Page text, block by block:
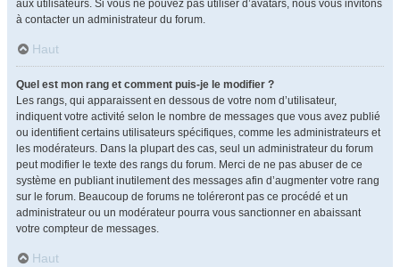
aux utilisateurs. Si vous ne pouvez pas utiliser d’avatars, nous vous invitons
à contacter un administrateur du forum.
Haut
Quel est mon rang et comment puis-je le modifier ?
Les rangs, qui apparaissent en dessous de votre nom d’utilisateur,
indiquent votre activité selon le nombre de messages que vous avez publié
ou identifient certains utilisateurs spécifiques, comme les administrateurs et
les modérateurs. Dans la plupart des cas, seul un administrateur du forum
peut modifier le texte des rangs du forum. Merci de ne pas abuser de ce
système en publiant inutilement des messages afin d’augmenter votre rang
sur le forum. Beaucoup de forums ne toléreront pas ce procédé et un
administrateur ou un modérateur pourra vous sanctionner en abaissant
votre compteur de messages.
Haut